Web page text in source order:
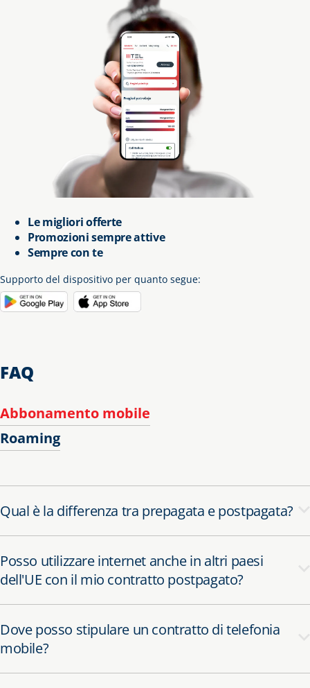
Le migliori offerte
Promozioni sempre attive
Sempre con te
Supporto del dispositivo per quanto segue:
FAQ
Abbonamento mobile
Roaming
Qual è la differenza tra prepagata e postpagata?
Posso utilizzare internet anche in altri paesi
dell'UE con il mio contratto postpagato?
Dove posso stipulare un contratto di telefonia
mobile?